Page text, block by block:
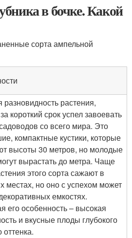
в бочке. Какой
сорта ампельной
растения,
короткий срок успел завоевать
со всего мира. Это
компактные кустики, которые
высоты 30 метров, но молодые
вырастать до метра. Чаще
этого сорта сажают в
местах, но оно с успехом может
емкостях.
его особенность – высокая
и вкусные плоды глубокого
оттенка.